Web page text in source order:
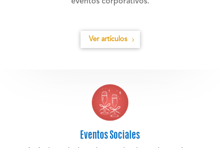
eventos corporativos.
Ver artículos
Eventos Sociales